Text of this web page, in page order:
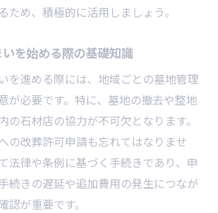
用時の墓じまい代行活用法
での墓じまい補助金相談方法
整や書類手続きが円滑に進む秘訣
時の親族合意を得るための進め方
や申請手続きをスムーズに行うコ
ラブルを防ぐ墓じまいの話し合い
ため、積極的に活用しましょう。
を始める際の基礎知識
を進める際には、地域ごとの墓地管理
が必要です。特に、墓地の撤去や整地
の石材店の協力が不可欠となります。
の改葬許可申請も忘れてはなりませ
法律や条例に基づく手続きであり、申
続きの遅延や追加費用の発生につなが
認が重要です。